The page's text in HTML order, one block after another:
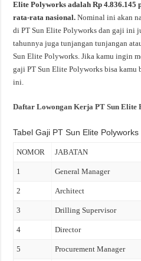
Elite Polyworks adalah Rp
rata-rata nasional.Nominal ini akan
di PT Sun Elite Polyworks dan gaji ini
tahunnya juga tunjangan tunjangan
Sun Elite Polyworks. Jika kamu ingin
gaji PT Sun Elite Polyworks bisa
ini.
Daftar Lowongan Kerja PT Sun Elite
Tabel Gaji PT Sun Elite Polyworks
NOMOR JABATAN
1 General Manager
2 Architect
3 Drilling Supervisor
4 Director
5 Procurement Manager